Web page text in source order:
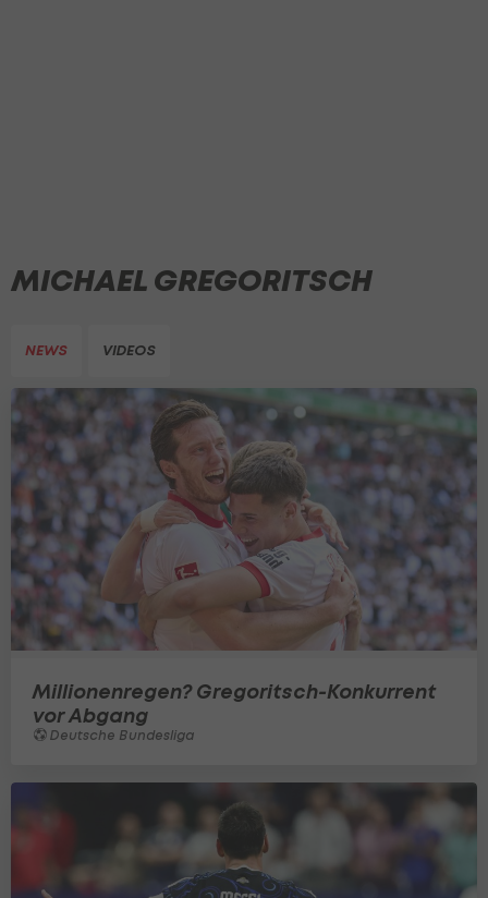
MICHAEL GREGORITSCH
NEWS VIDEOS
Millionenregen? Gregoritsch-Konkurrent
vor Abgang
Deutsche Bundesliga